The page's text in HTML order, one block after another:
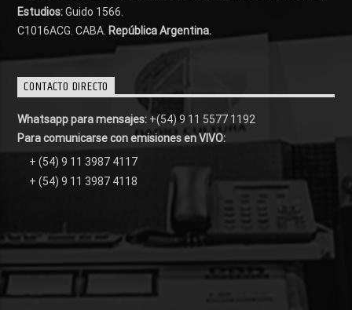
Estudios:Guido 1566.
C1016ACG . CABA. República Argentina.
CONTACTO DIRECTO
Whatsapp para mensajes: +(54) 9 11 5577 1192
Para comunicarse con emisiones en VIVO:
+ (54) 9 11 3987 4117
+ (54) 9 11 3987 4118